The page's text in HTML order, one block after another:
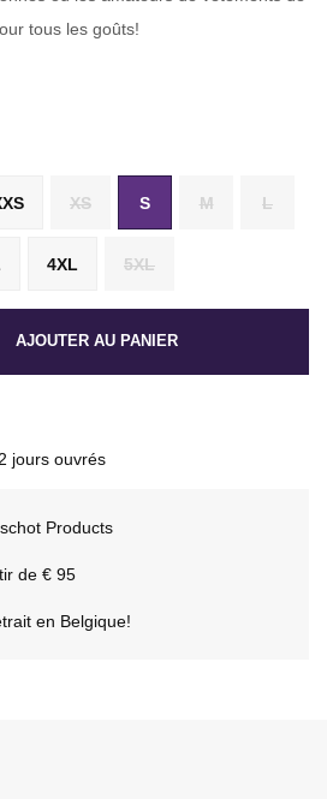
tous les goûts!
XS S M L
4XL 5XL
AJOUTER AU PANIER
jours ouvrés
Products
de € 95
en Belgique!